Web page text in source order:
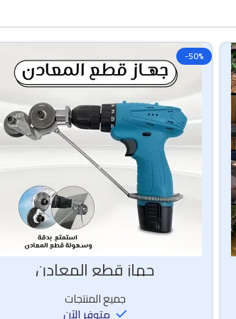
-50%
جهاز قطع المعادن
جميع المنتجات
متوفر الآن